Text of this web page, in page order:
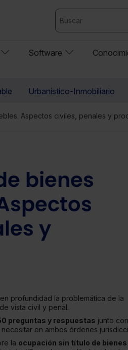
Software
Urbanístico-Inmobiliario
Aspectos civiles, penales y
bienes
y
profundidad la problemática de la
vista civil y penal.
preguntas y respuestas junto
en ambos órdenes
la ocupación sin título de bienes